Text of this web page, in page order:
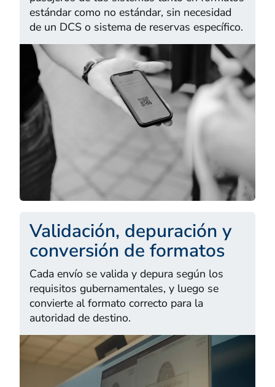
estándar como no estándar, sin necesidad
de un DCS o sistema de reservas específico.
Validación, depuración y
conversión de formatos
Cada envío se valida y depura según los
requisitos gubernamentales, y luego se
convierte al formato correcto para la
autoridad de destino.